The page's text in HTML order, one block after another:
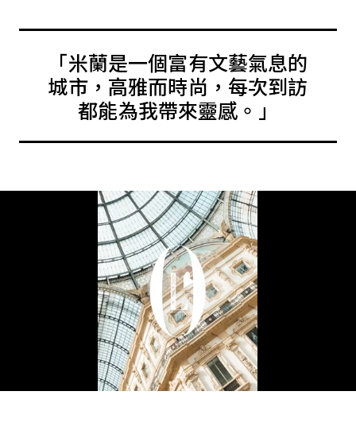
「米蘭是一個富有文藝氣息的
城市，高雅而時尚，每次到訪
都能為我帶來靈感。」
Play
Video